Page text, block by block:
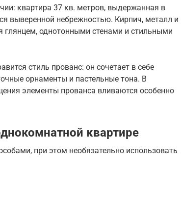
квартира 37 кв. метров, выдержанная в
выверенной небрежностью. Кирпич, металл и
глянцем, однотонными стенами и стильными
стиль прованс: он сочетает в себе
орнаменты и пастельные тона. В
элементы прованса вливаются особенно
квартире
при этом необязательно использовать